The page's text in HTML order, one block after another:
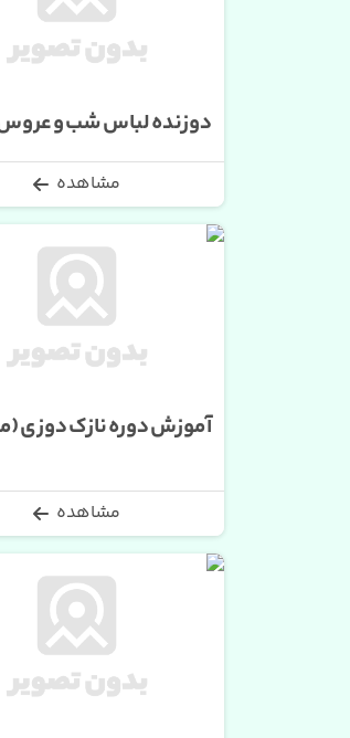
دوزنده لباس شب و
مشاهده
آموزش دوره نازک دوزی
مشاهده